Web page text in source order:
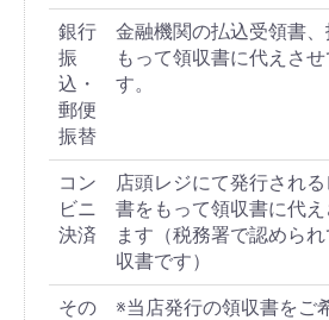
銀行
振
込・
郵便
振替
金融機関の払込受領書
もって領収書に代えさ
す。
コン
ビニ
決済
店頭レジにて発行され
書をもって領収書に代
ます（税務署で認めら
収書です）
その
※当店発行の領収書をご